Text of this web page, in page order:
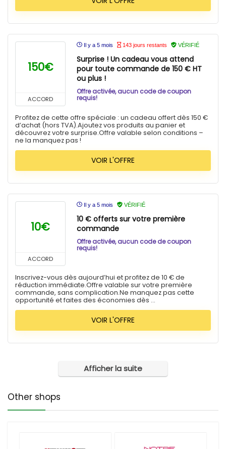
150€
ACCORD
Il y a 5 mois 143 jours restants VÉRIFIÉ
Surprise ! Un cadeau vous attend
pour toute commande de 150 € HT
ou plus !
Offre activée, aucun code de coupon
requis!
Profitez de cette offre spéciale : un cadeau offert dès 150 €
d’achat (hors TVA).Ajoutez vos produits au panier et
découvrez votre surprise.Offre valable selon conditions –
ne la manquez pas !
VOIR L'OFFRE
10€
ACCORD
Il y a 5 mois VÉRIFIÉ
10 € offerts sur votre première
commande
Offre activée, aucun code de coupon
requis!
Inscrivez-vous dès aujourd’hui et profitez de 10 € de
réduction immédiate.Offre valable sur votre première
commande, sans complication.Ne manquez pas cette
opportunité et faites des économies dès ...
VOIR L'OFFRE
Afficher la suite
Other shops